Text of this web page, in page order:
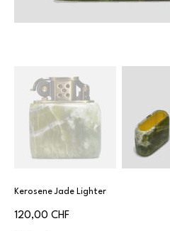
Kerosene Jade Lighter
Prezzo
120,00 CHF